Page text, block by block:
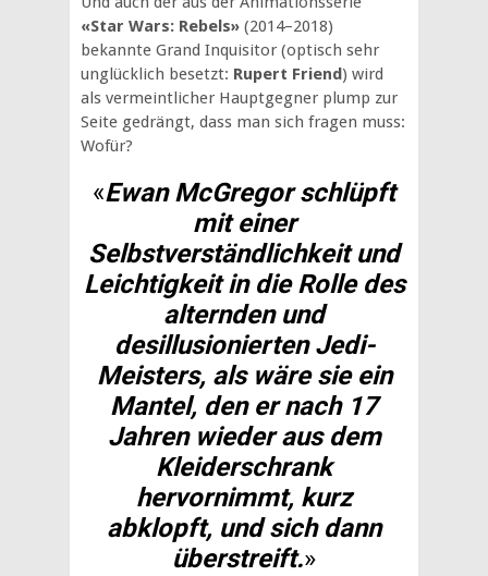
«Star Wars: Rebels» (2014–2018)
bekannte Grand Inquisitor (optisch sehr
unglücklich besetzt: Rupert Friend) wird
als vermeintlicher Hauptgegner plump zur
Seite gedrängt, dass man sich fragen muss:
Wofür?
«Ewan McGregor schlüpft
mit einer
Selbstverständlichkeit und
Leichtigkeit in die Rolle des
alternden und
desillusionierten Jedi-
Meisters, als wäre sie ein
Mantel, den er nach 17
Jahren wieder aus dem
Kleiderschrank
hervornimmt, kurz
abklopft, und sich dann
überstreift.»